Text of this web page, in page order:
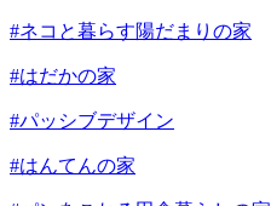
#ネコと暮らす陽だまりの家
#はだかの家
#パッシブデザイン
#はんてんの家